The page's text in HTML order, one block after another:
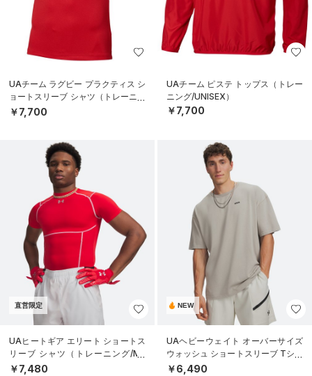
UAチーム ラグビー プラクティス シ
ョートスリーブ シャツ（トレーニン
グ/MEN）
￥7,700
UAチーム ピステ トップス（トレー
ニング/UNISEX）
￥7,700
直営限定
UAヒートギア エリート ショートス
リーブ シャツ（トレーニング/ME
N）
￥7,480
NEW
UAヘビーウェイト オーバーサイズ
ウォッシュ ショートスリーブ Tシャ
ツ（ライフスタイル/MEN）
￥6,490